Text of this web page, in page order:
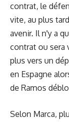
contrat, le
vite, au plus
avenir. Il n'y a
contrat ou sera
plus vers un
en Espagne
de Ramos
Selon Marca,